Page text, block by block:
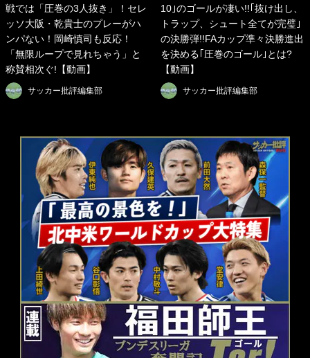
戦では「圧巻の3人抜き」！セレ
ッソ大阪・乾貴士のプレーがハ
ンパない！岡崎慎司も反応！
「無限ループで見れちゃう」と
称賛相次ぐ!【動画】
サッカー批評編集部
10｣のゴールが凄い!!｢抜け出し、
トラップ、シュート全てが完璧｣
の決勝弾!!FAカップ準々決勝進出
を決める｢圧巻のゴール｣とは?
【動画】
サッカー批評編集部